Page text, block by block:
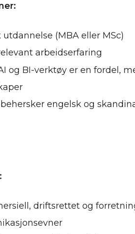
(MBA eller MSc)
arbeidserfaring
og BI-verktøy er en fordel,
engelsk og
driftsrettet og